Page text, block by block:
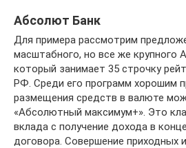
Абсолют Банк
Для примера рассмотрим
масштабного, но все же крупного
который занимает 35 строчку
РФ. Среди его программ хорошим
размещения средств в валюте
«Абсолютный максимум+». Это
вклада с получение дохода в
договора. Совершение приходных